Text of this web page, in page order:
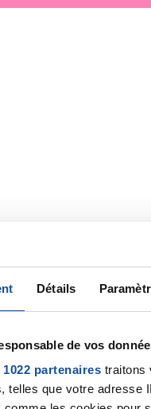
Détails
de vos
1022 partenaires traitons
telles que votre adresse